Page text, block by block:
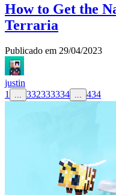
How to Get the
Terraria
Publicado em 29/04/2023
justin
1
332333334 434